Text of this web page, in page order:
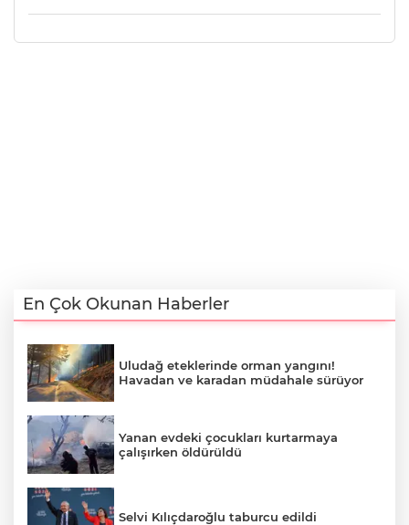
En Çok Okunan Haberler
Uludağ eteklerinde orman yangını!
Havadan ve karadan müdahale sürüyor
Yanan evdeki çocukları kurtarmaya
çalışırken öldürüldü
Selvi Kılıçdaroğlu taburcu edildi